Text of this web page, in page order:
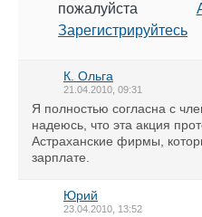
пожалуйста
Зарегистрируйтесь
К. Ольга
21.04.2010, 09:31
Я полностью согласна с
надеюсь, что эта акция
Астраханские фирмы,
зарплате.
Юрий
23.04.2010, 13:52